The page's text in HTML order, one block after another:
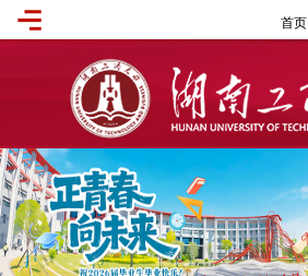
首页